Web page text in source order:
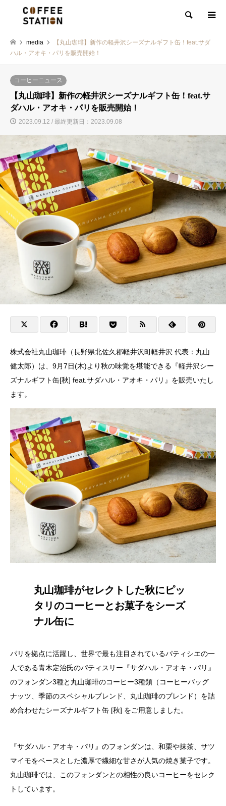
検索
media
【丸山珈琲】新作の軽井沢シーズナルギフト缶！feat.サダ
ハル・アオキ・パリを販売開始！
コーヒーニュース
【丸山珈琲】新作の軽井沢シーズナルギフト缶！feat.サ
ダハル・アオキ・パリを販売開始！
2023.09.12 / 最終更新日：2023.09.08
株式会社丸⼭珈琲（⻑野県北佐久郡軽井沢町軽井沢 代表：丸⼭
健太郎）は、9月7日(木)より秋の味覚を堪能できる『軽井沢シー
ズナルギフト缶[秋] feat.サダハル・アオキ・パリ』を販売いたし
ます。
丸山珈琲がセレクトした秋にピッ
タリのコーヒーとお菓子をシーズ
ナル缶に
パリを拠点に活躍し、世界で最も注目されているパティシエの一
人である青木定治氏のパティスリー『サダハル・アオキ・パリ』
のフォンダン3種と丸山珈琲のコーヒー3種類（コーヒーバッグ
ナッツ、季節のスペシャルブレンド、丸山珈琲のブレンド）を詰
め合わせたシーズナルギフト缶 [秋] をご用意しました。
『サダハル・アオキ・パリ』のフォンダンは、和栗や抹茶、サツ
マイモをベースとした濃厚で繊細な甘さが人気の焼き菓子です。
丸山珈琲では、このフォンダンとの相性の良いコーヒーをセレク
トしています。